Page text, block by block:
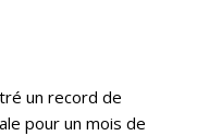
un record de
pour un mois de